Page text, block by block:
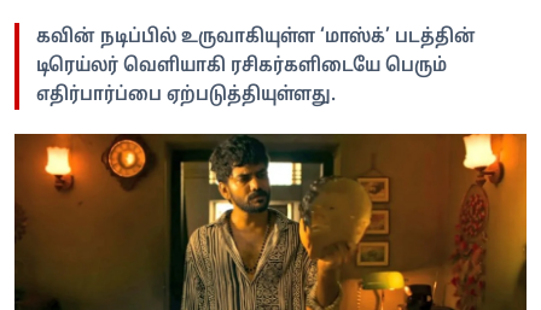
கவின் நடிப்பில் உருவாகியுள்ள ‘மாஸ்க்’ படத்தின்
டிரெய்லர் வெளியாகி ரசிகர்களிடையே பெரும்
எதிர்பார்ப்பை ஏற்படுத்தியுள்ளது.